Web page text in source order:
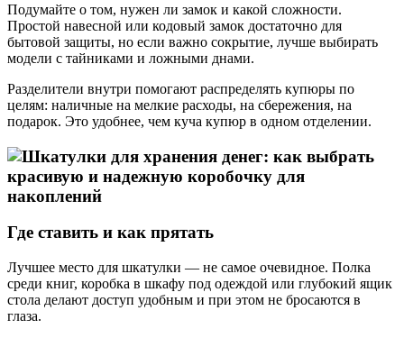
Подумайте о том, нужен ли замок и какой сложности.
Простой навесной или кодовый замок достаточно для
бытовой защиты, но если важно сокрытие, лучше выбирать
модели с тайниками и ложными днами.
Разделители внутри помогают распределять купюры по
целям: наличные на мелкие расходы, на сбережения, на
подарок. Это удобнее, чем куча купюр в одном отделении.
Где ставить и как прятать
Лучшее место для шкатулки — не самое очевидное. Полка
среди книг, коробка в шкафу под одеждой или глубокий ящик
стола делают доступ удобным и при этом не бросаются в
глаза.